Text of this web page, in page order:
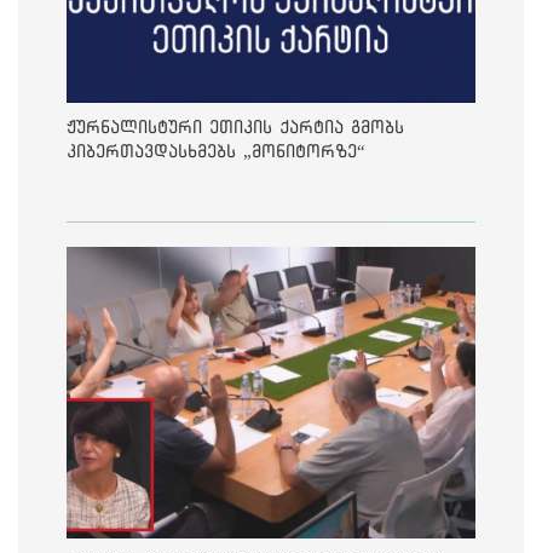
ჟურნალისტური ეთიკის ქარტია გმობს
კიბერთავდასხმებს „მონიტორზე“